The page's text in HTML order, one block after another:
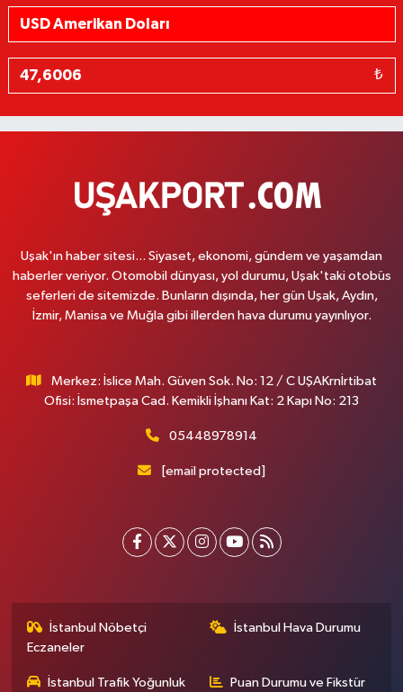
₺
Uşak'ın haber sitesi... Siyaset, ekonomi, gündem ve yaşamdan
haberler veriyor. Otomobil dünyası, yol durumu, Uşak'taki otobüs
seferleri de sitemizde. Bunların dışında, her gün Uşak, Aydın,
İzmir, Manisa ve Muğla gibi illerden hava durumu yayınlıyor.
Merkez: İslice Mah. Güven Sok. No: 12 / C UŞAKrnİrtibat
Ofisi: İsmetpaşa Cad. Kemikli İşhanı Kat: 2 Kapı No: 213
05448978914
[email protected]
İstanbul Nöbetçi
Eczaneler
İstanbul Hava Durumu
İstanbul Trafik Yoğunluk Puan Durumu ve Fikstür